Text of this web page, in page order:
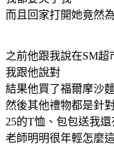
而且回家打開她竟然
之前他跟我說在SM
我跟他說對
結果他買了福爾摩沙
然後其他禮物都是針
25的T恤、包包送我
老師明明很年輕怎麼